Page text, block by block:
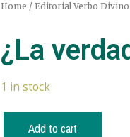
Home / Editorial Verbo Divino
¿La
1 in stock
Add to cart